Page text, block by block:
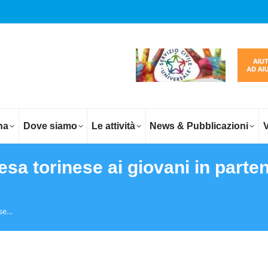
Dove siamo Le attività News & Pubblicazioni
torinese ai giovani in